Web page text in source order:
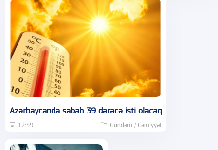
Azərbaycanda sabah 39 dərəcə isti olacaq
12:59 Gündəm / Cəmiyyət